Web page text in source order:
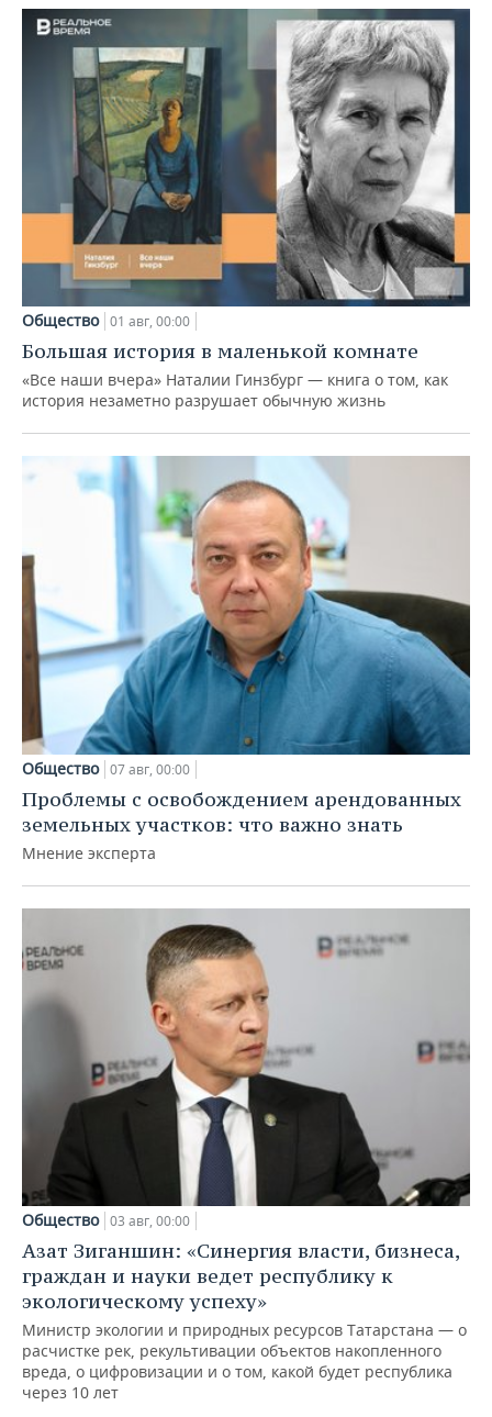
Общество 01 авг, 00:00
Большая история в маленькой комнате
«Все наши вчера» Наталии Гинзбург — книга о том, как
история незаметно разрушает обычную жизнь
Общество 07 авг, 00:00
Проблемы с освобождением арендованных
земельных участков: что важно знать
Мнение эксперта
Общество 03 авг, 00:00
Азат Зиганшин: «Синергия власти, бизнеса,
граждан и науки ведет республику к
экологическому успеху»
Министр экологии и природных ресурсов Татарстана — о
расчистке рек, рекультивации объектов накопленного
вреда, о цифровизации и о том, какой будет республика
через 10 лет